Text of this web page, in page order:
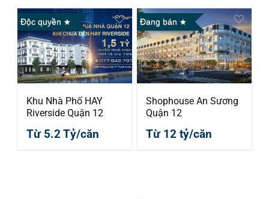
Độc quyền
Khu Nhà Phố HAY
Riverside Quận 12
Từ 5.2 Tỷ/căn
Đang bán
Shophouse An Sương
Quận 12
Từ 12 tỷ/căn